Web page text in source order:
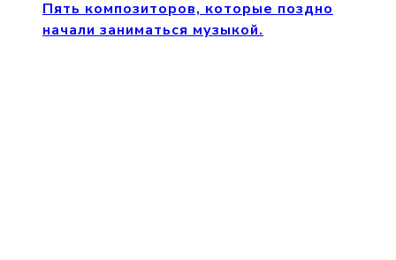
Пять композиторов, которые поздно
начали заниматься музыкой.